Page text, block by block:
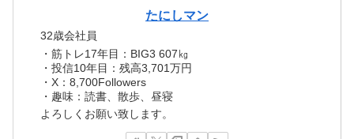
たにしマン
32歳会社員
・筋トレ17年目：BIG3 607㎏
・投信10年目：残高3,701万円
・X：8,700Followers
・趣味：読書、散歩、昼寝
よろしくお願い致します。